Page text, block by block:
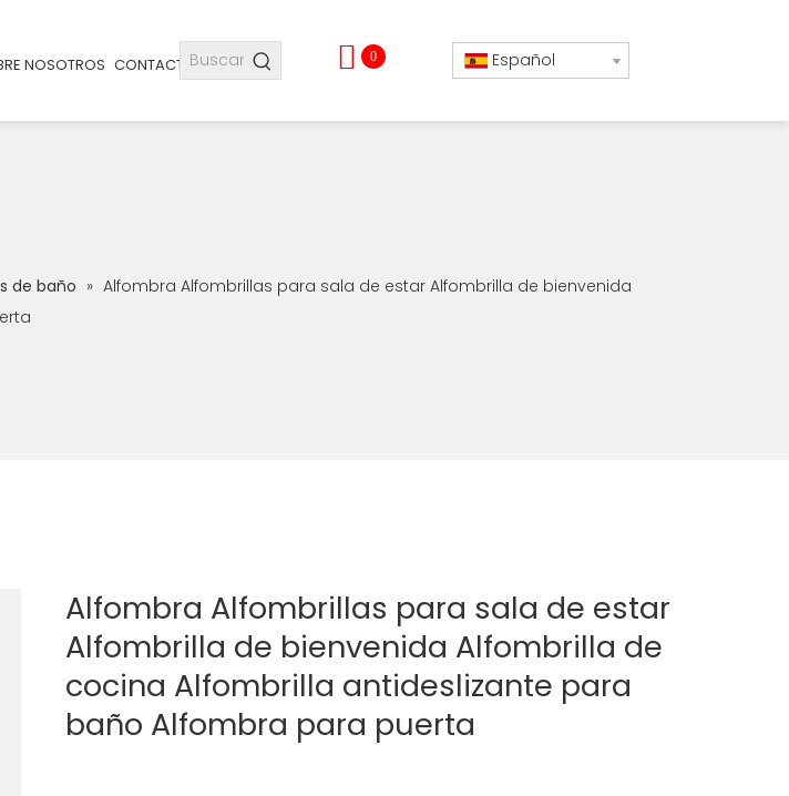
NOSOTROS CONTACTO 0 Español
de baño » Alfombra Alfombrillas para sala de estar Alfombrilla de bienvenida
Alfombra Alfombrillas para sala de estar
Alfombrilla de bienvenida Alfombrilla de
cocina Alfombrilla antideslizante para
baño Alfombra para puerta